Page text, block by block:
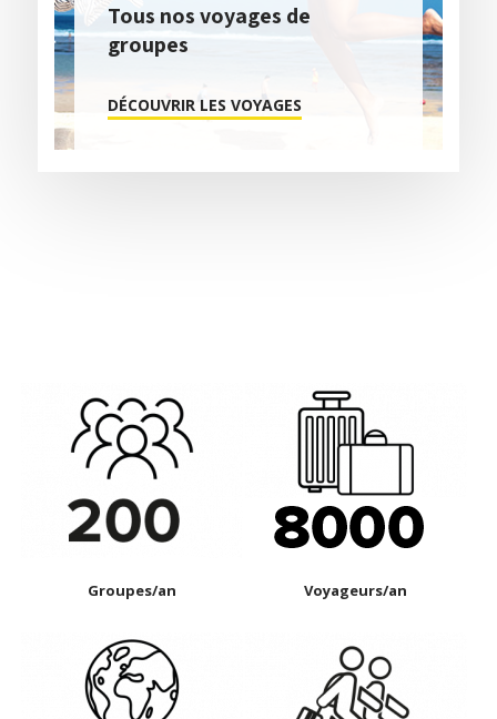
Tous nos voyages de
groupes
DÉCOUVRIR LES VOYAGES
Groupes/an Voyageurs/an